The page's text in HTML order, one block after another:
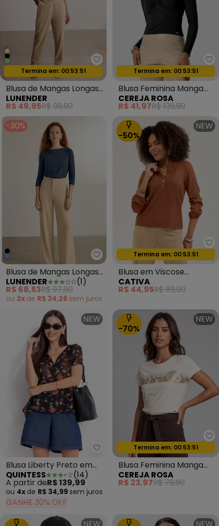
Lunender - Blusa de Mangas
Oferta relâmpago
Termina em: 00:53:49
Blusa de Mangas Longas
com Decote em V Bege
LUNENDER
R$ 49,95R$ 99,90
Oferta relâmpago
Termina em: 00:53:49
Blusa Feminina Manga
Longa Decote com
Franzido Preto
CEREJA ROSA
R$ 41,97R$ 139,90
-30%
Lunender - Blusa de Mangas
Blusa de Mangas Longas
com Ombros Franzidos
Azul
LUNENDER (1)
R$ 68,53R$ 97,90
ou 2x de R$ 34,26 sem juros
-50%
NEW
Oferta relâmpago
Termina em: 00:53:49
Blusa em Viscose
Marrom
CATIVA
R$ 44,95R$ 89,90
NEW
Quintess - Blusa Liberty Preto
Blusa Liberty Preto em
Chiffon
QUINTESS (14)
A partir deR$ 139,99
ou 4x de R$ 34,99 sem juros
GANHE 30% OFF
-70%
NEW
Oferta relâmpago
Termina em: 00:53:49
Blusa Feminina Manga
Curta em Meia Malha
Branco
CEREJA ROSA
R$ 23,97R$ 79,90